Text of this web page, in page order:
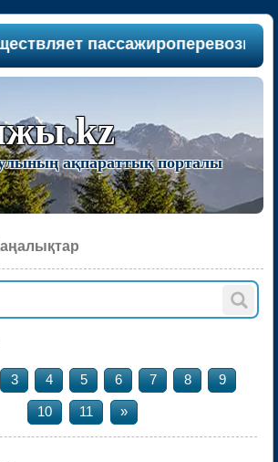
между
ақпараттық порталы
3 4 5 6 7 8 9
10 11 »